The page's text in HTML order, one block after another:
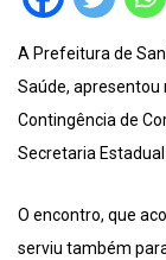
A Prefeitura de
Saúde, apresentou
Contingência de
Secretaria
O encontro, que
serviu também